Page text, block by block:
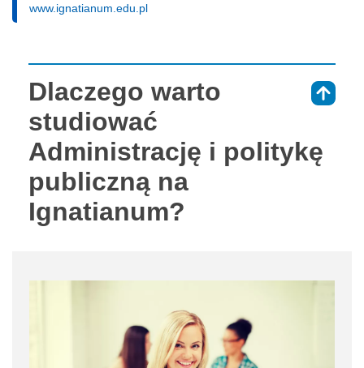
www.ignatianum.edu.pl
Dlaczego warto
studiować
Administrację i politykę
publiczną na
Ignatianum?